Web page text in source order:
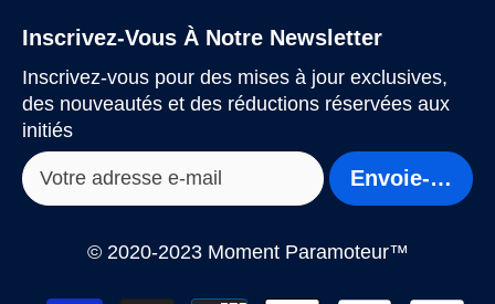
Inscrivez-Vous À Notre Newsletter
Inscrivez-vous pour des mises à jour exclusives,
des nouveautés et des réductions réservées aux
initiés
Envoie-Le!
© 2020-2023 Moment Paramoteur™